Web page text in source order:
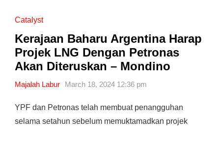
Catalyst
Kerajaan Baharu Argentina Harap
Projek LNG Dengan Petronas
Akan Diteruskan – Mondino
Majalah Labur March 18, 2024 12:36 pm
YPF dan Petronas telah membuat penangguhan
selama setahun sebelum memuktamadkan projek